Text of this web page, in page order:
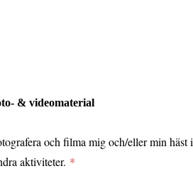
& videomaterial
och filma mig och/eller min häst i
aktiviteter.